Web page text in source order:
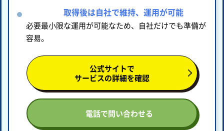
取得後は自社で維持、運用が可能
必要最小限な運用が可能なため、自社だけでも準備が
容易。
公式サイトで
サービスの詳細を確認
電話で問い合わせる